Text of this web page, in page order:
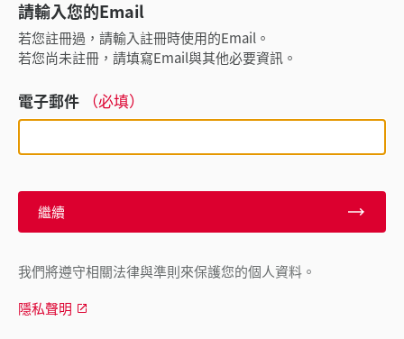
請輸入您的Email
若您註冊過，請輸入註冊時使用的Email。
若您尚未註冊，請填寫Email與其他必要資訊。
電子郵件 （必填）
繼續
我們將遵守相關法律與準則來保護您的個人資料。
隱私聲明